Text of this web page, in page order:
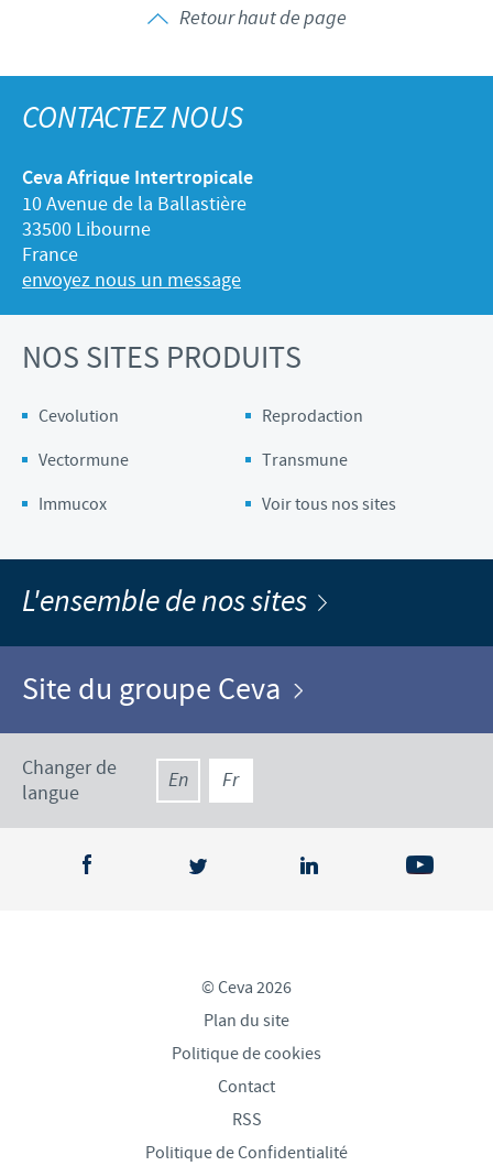
Retour haut de page
CONTACTEZ NOUS
Ceva Afrique Intertropicale
10 Avenue de la Ballastière
33500 Libourne
France
envoyez nous un message
NOS SITES PRODUITS
Cevolution
Reprodaction
Vectormune
Transmune
Immucox
Voir tous nos sites
L'ensemble de nos sites
Site du groupe Ceva
Changer de
langue
En Fr
© Ceva 2026
Plan du site
Politique de cookies
Contact
RSS
Politique de Confidentialité